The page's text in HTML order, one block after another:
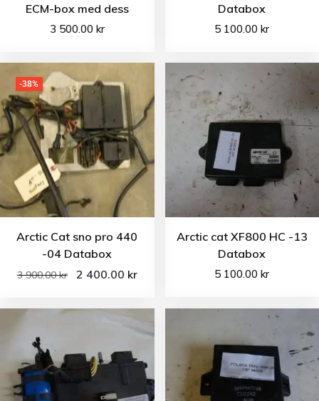
ECM-box med dess
3 500.00 kr
Databox
5 100.00kr
-38%
Arctic Cat sno pro 440
-04 Databox
3 900.00kr 2 400.00 kr
Arctic cat XF800 HC -13
Databox
5 100.00kr